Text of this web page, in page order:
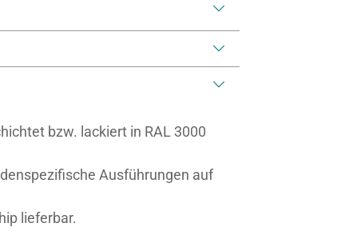
bzw. lackiert in RAL 3000
Ausführungen auf
lieferbar.